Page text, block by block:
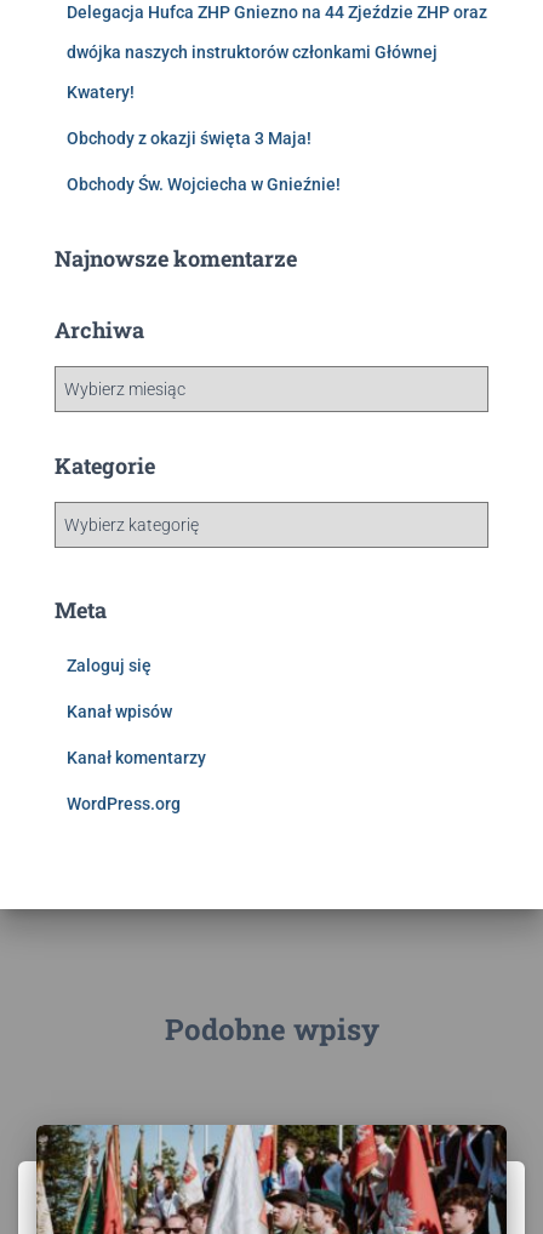
Delegacja Hufca ZHP Gniezno na 44 Zjeździe ZHP oraz
dwójka naszych instruktorów członkami Głównej
Kwatery!
Obchody z okazji święta 3 Maja!
Obchody Św. Wojciecha w Gnieźnie!
Najnowsze komentarze
Archiwa
Kategorie
Meta
Zaloguj się
Kanał wpisów
Kanał komentarzy
WordPress.org
Podobne wpisy